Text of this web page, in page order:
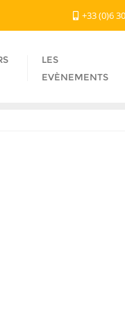
+33 (0)6
LES
EVÈNEMENTS